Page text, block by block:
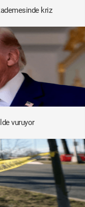
kriz
vuruyor